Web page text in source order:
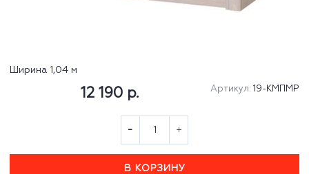
Ширина 1,04 м
Артикул: 19-КМПМР
12 190 р.
В КОРЗИНУ